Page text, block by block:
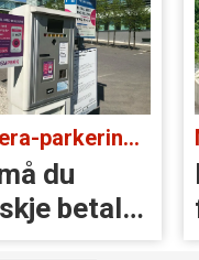
Kamera-parkering i fare: Motor